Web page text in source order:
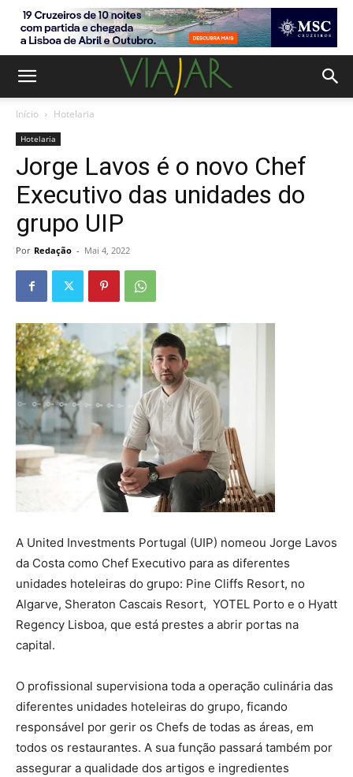
Início Hotelaria
Hotelaria
Jorge Lavos é o novo Chef
Executivo das unidades do
grupo UIP
Por Redação - Mai 4, 2022
A United Investments Portugal (UIP) nomeou Jorge Lavos
da Costa como Chef Executivo para as diferentes
unidades hoteleiras do grupo: Pine Cliffs Resort, no
Algarve, Sheraton Cascais Resort, YOTEL Porto e o Hyatt
Regency Lisboa, que está prestes a abrir portas na
capital.
O profissional supervisiona toda a operação culinária das
diferentes unidades hoteleiras do grupo, ficando
responsável por gerir os Chefs de todas as áreas, em
todos os restaurantes. A sua função passará também por
assegurar a qualidade dos artigos e ingredientes